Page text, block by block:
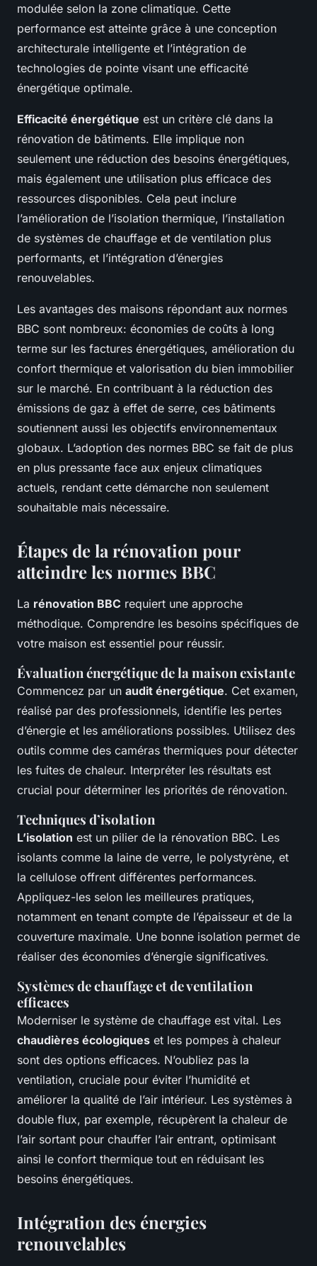
modulée selon la zone climatique. Cette
performance est atteinte grâce à une conception
architecturale intelligente et l’intégration de
technologies de pointe visant une efficacité
énergétique optimale.
Efficacité énergétique est un critère clé dans la
rénovation de bâtiments. Elle implique non
seulement une réduction des besoins énergétiques,
mais également une utilisation plus efficace des
ressources disponibles. Cela peut inclure
l’amélioration de l’isolation thermique, l’installation
de systèmes de chauffage et de ventilation plus
performants, et l’intégration d’énergies
renouvelables.
Les avantages des maisons répondant aux normes
BBC sont nombreux: économies de coûts à long
terme sur les factures énergétiques, amélioration du
confort thermique et valorisation du bien immobilier
sur le marché. En contribuant à la réduction des
émissions de gaz à effet de serre, ces bâtiments
soutiennent aussi les objectifs environnementaux
globaux. L’adoption des normes BBC se fait de plus
en plus pressante face aux enjeux climatiques
actuels, rendant cette démarche non seulement
souhaitable mais nécessaire.
Étapes de la rénovation pour
atteindre les normes BBC
La rénovation BBC requiert une approche
méthodique. Comprendre les besoins spécifiques de
votre maison est essentiel pour réussir.
Évaluation énergétique de la maison existante
Commencez par un audit énergétique. Cet examen,
réalisé par des professionnels, identifie les pertes
d’énergie et les améliorations possibles. Utilisez des
outils comme des caméras thermiques pour détecter
les fuites de chaleur. Interpréter les résultats est
crucial pour déterminer les priorités de rénovation.
Techniques d’isolation
L’isolation est un pilier de la rénovation BBC. Les
isolants comme la laine de verre, le polystyrène, et
la cellulose offrent différentes performances.
Appliquez-les selon les meilleures pratiques,
notamment en tenant compte de l’épaisseur et de la
couverture maximale. Une bonne isolation permet de
réaliser des économies d’énergie significatives.
Systèmes de chauffage et de ventilation
efficaces
Moderniser le système de chauffage est vital. Les
chaudières écologiques et les pompes à chaleur
sont des options efficaces. N’oubliez pas la
ventilation, cruciale pour éviter l’humidité et
améliorer la qualité de l’air intérieur. Les systèmes à
double flux, par exemple, récupèrent la chaleur de
l’air sortant pour chauffer l’air entrant, optimisant
ainsi le confort thermique tout en réduisant les
besoins énergétiques.
Intégration des énergies
renouvelables